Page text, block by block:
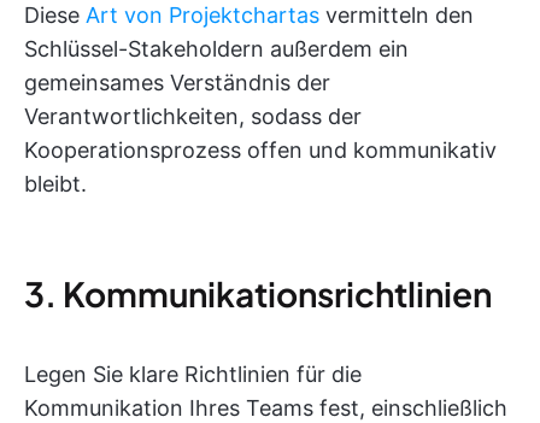
Diese Art von Projektchartas vermitteln den
Schlüssel-Stakeholdern außerdem ein
gemeinsames Verständnis der
Verantwortlichkeiten, sodass der
Kooperationsprozess offen und kommunikativ
bleibt.
3. Kommunikationsrichtlinien
Legen Sie klare Richtlinien für die
Kommunikation Ihres Teams fest, einschließlich